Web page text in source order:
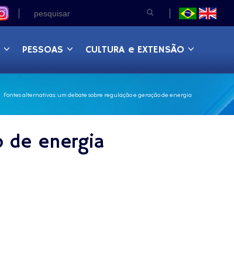
PESSOAS CULTURA e EXTENSÃO
Fontes alternativas: um debate sobre regulação e geração de energia
de energia